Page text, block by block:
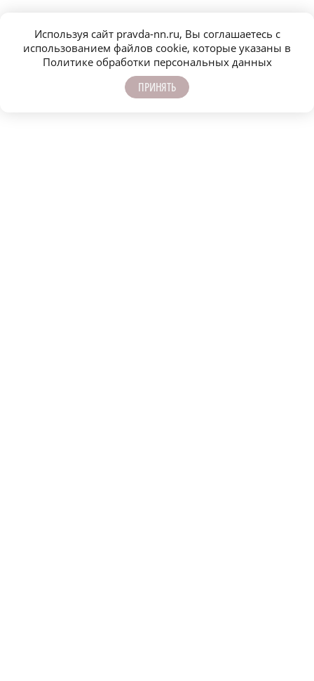
Используя сайт pravda-nn.ru, Вы соглашаетесь с
использованием файлов cookie, которые указаны в
Политике обработки персональных данных
ПРИНЯТЬ